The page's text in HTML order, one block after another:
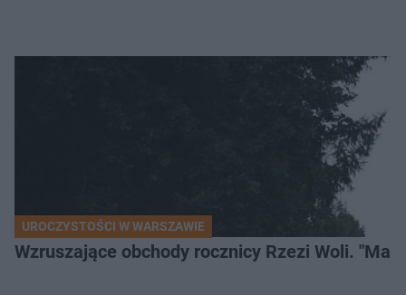
UROCZYSTOŚCI W WARSZAWIE
Wzruszające obchody rocznicy Rzezi Woli.